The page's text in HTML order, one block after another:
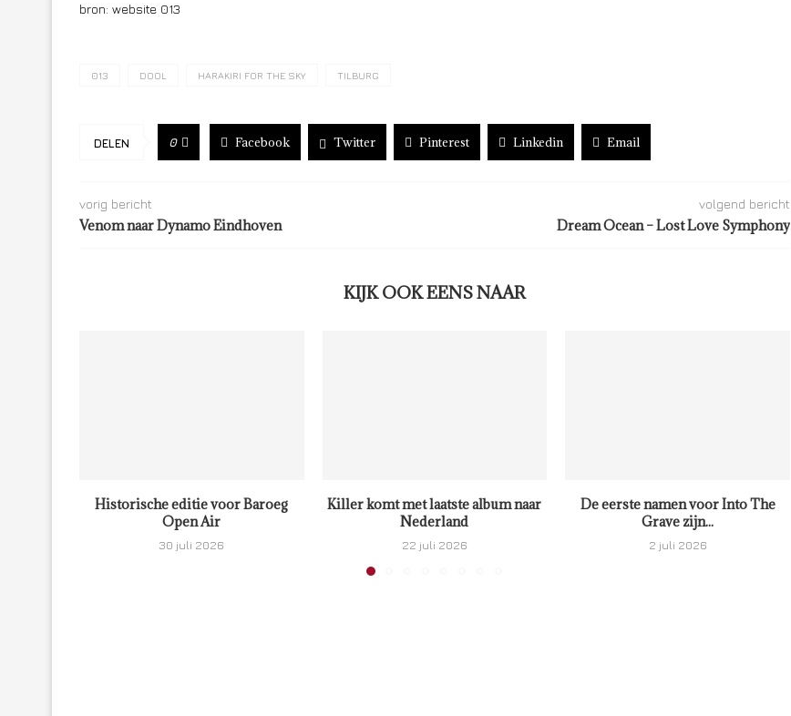
bron: website 013
013 DOOL HARAKIRI FOR THE SKY TILBURG
DELEN 0 Facebook Twitter Pinterest Linkedin Email
vorig bericht
Venom naar Dynamo Eindhoven
volgend bericht
Dream Ocean – Lost Love Symphony
KIJK OOK EENS NAAR
Historische editie voor Baroeg
Open Air
30 juli 2026
Killer komt met laatste album naar
Nederland
22 juli 2026
De eerste namen voor Into The
Grave zijn...
2 juli 2026